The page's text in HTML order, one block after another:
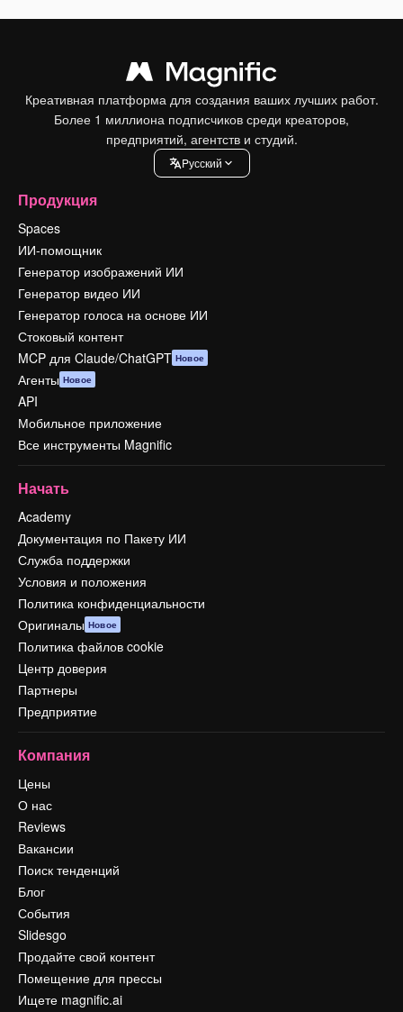
Креативная платформа для создания ваших лучших работ.
Более 1 миллиона подписчиков среди креаторов,
предприятий, агентств и студий.
Pусский
Продукция
Spaces
ИИ-помощник
Генератор изображений ИИ
Генератор видео ИИ
Генератор голоса на основе ИИ
Стоковый контент
MCP для Claude/ChatGPT Новое
Агенты Новое
API
Мобильное приложение
Все инструменты Magnific
Начать
Academy
Документация по Пакету ИИ
Служба поддержки
Условия и положения
Политика конфиденциальности
Оригиналы Новое
Политика файлов cookie
Центр доверия
Партнеры
Предприятие
Компания
Цены
О нас
Reviews
Вакансии
Поиск тенденций
Блог
События
Slidesgo
Продайте свой контент
Помещение для прессы
Ищете magnific.ai